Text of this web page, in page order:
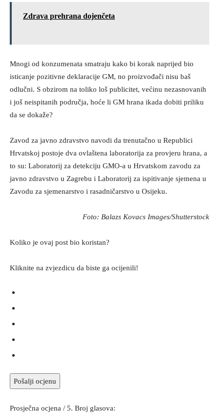
Zdrava prehrana dojenčeta
Mnogi od konzumenata smatraju kako bi korak naprijed bio
isticanje pozitivne deklaracije GM, no proizvođači nisu baš
odlučni. S obzirom na toliko loš publicitet, većinu nezasnovanih
i još neispitanih područja, hoće li GM hrana ikada dobiti priliku
da se dokaže?
Zavod za javno zdravstvo navodi da trenutačno u Republici
Hrvatskoj postoje dva ovlaštena laboratorija za provjeru hrana, a
to su: Laboratorij za detekciju GMO-a u Hrvatskom zavodu za
javno zdravstvo u Zagrebu i Laboratorij za ispitivanje sjemena u
Zavodu za sjemenarstvo i rasadničarstvo u Osijeku.
Foto: Balazs Kovacs Images/Shutterstock
Koliko je ovaj post bio koristan?
Kliknite na zvjezdicu da biste ga ocijenili!
Pošalji ocjenu
Prosječna ocjena / 5. Broj glasova: